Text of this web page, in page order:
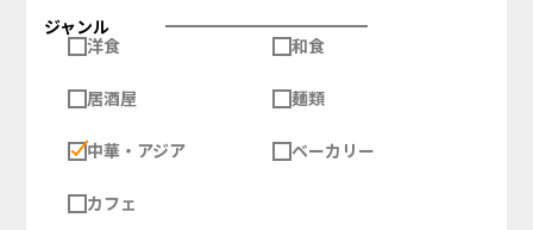
ジャンル
洋食
和食
居酒屋 麺類
中華・アジア ベーカリー
カフェ